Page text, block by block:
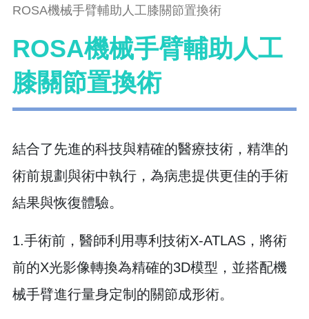
ROSA機械手臂輔助人工膝關節置換術
ROSA機械手臂輔助人工
膝關節置換術
結合了先進的科技與精確的醫療技術，精準的
術前規劃與術中執行，為病患提供更佳的手術
結果與恢復體驗。
1.手術前，醫師利用專利技術X-ATLAS，將術
前的X光影像轉換為精確的3D模型，並搭配機
械手臂進行量身定制的關節成形術。